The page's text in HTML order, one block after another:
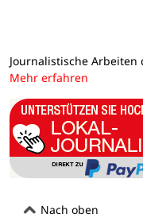
Journalistische
Mehr erfahren
Nach oben